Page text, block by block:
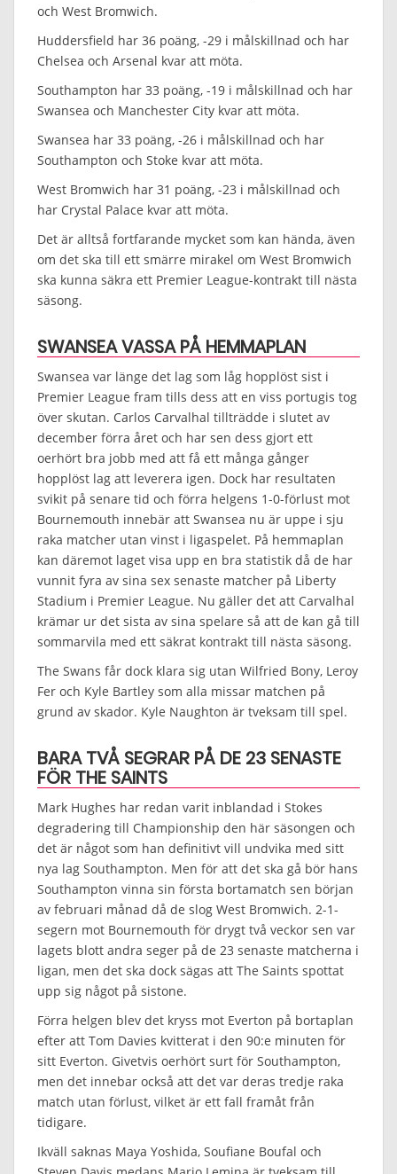
och West Bromwich.
Huddersfield har 36 poäng, -29 i målskillnad och har
Chelsea och Arsenal kvar att möta.
Southampton har 33 poäng, -19 i målskillnad och har
Swansea och Manchester City kvar att möta.
Swansea har 33 poäng, -26 i målskillnad och har
Southampton och Stoke kvar att möta.
West Bromwich har 31 poäng, -23 i målskillnad och
har Crystal Palace kvar att möta.
Det är alltså fortfarande mycket som kan hända, även
om det ska till ett smärre mirakel om West Bromwich
ska kunna säkra ett Premier League-kontrakt till nästa
säsong.
SWANSEA VASSA PÅ HEMMAPLAN
Swansea var länge det lag som låg hopplöst sist i
Premier League fram tills dess att en viss portugis tog
över skutan. Carlos Carvalhal tillträdde i slutet av
december förra året och har sen dess gjort ett
oerhört bra jobb med att få ett många gånger
hopplöst lag att leverera igen. Dock har resultaten
svikit på senare tid och förra helgens 1-0-förlust mot
Bournemouth innebär att Swansea nu är uppe i sju
raka matcher utan vinst i ligaspelet. På hemmaplan
kan däremot laget visa upp en bra statistik då de har
vunnit fyra av sina sex senaste matcher på Liberty
Stadium i Premier League. Nu gäller det att Carvalhal
krämar ur det sista av sina spelare så att de kan gå till
sommarvila med ett säkrat kontrakt till nästa säsong.
The Swans får dock klara sig utan Wilfried Bony, Leroy
Fer och Kyle Bartley som alla missar matchen på
grund av skador. Kyle Naughton är tveksam till spel.
BARA TVÅ SEGRAR PÅ DE 23 SENASTE
FÖR THE SAINTS
Mark Hughes har redan varit inblandad i Stokes
degradering till Championship den här säsongen och
det är något som han definitivt vill undvika med sitt
nya lag Southampton. Men för att det ska gå bör hans
Southampton vinna sin första bortamatch sen början
av februari månad då de slog West Bromwich. 2-1-
segern mot Bournemouth för drygt två veckor sen var
lagets blott andra seger på de 23 senaste matcherna i
ligan, men det ska dock sägas att The Saints spottat
upp sig något på sistone.
Förra helgen blev det kryss mot Everton på bortaplan
efter att Tom Davies kvitterat i den 90:e minuten för
sitt Everton. Givetvis oerhört surt för Southampton,
men det innebar också att det var deras tredje raka
match utan förlust, vilket är ett fall framåt från
tidigare.
Ikväll saknas Maya Yoshida, Soufiane Boufal och